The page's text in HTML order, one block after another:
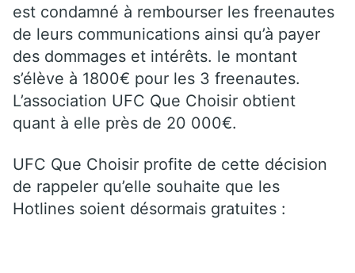
est condamné à rembourser les freenautes
de leurs communications ainsi qu’à payer
des dommages et intérêts. le montant
s’élève à 1800€ pour les 3 freenautes.
L’association UFC Que Choisir obtient
quant à elle près de 20 000€.
UFC Que Choisir profite de cette décision
de rappeler qu’elle souhaite que les
Hotlines soient désormais gratuites :